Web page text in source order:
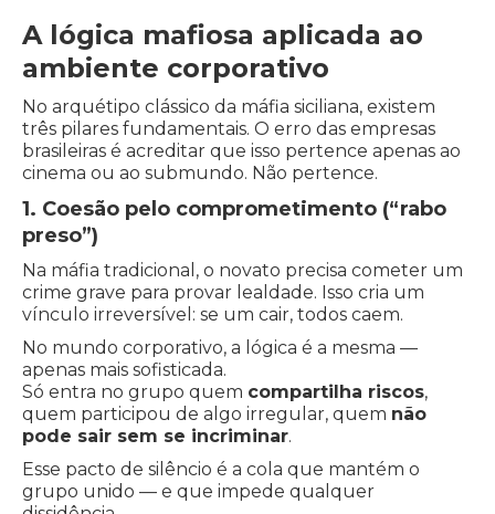
A lógica mafiosa aplicada ao
ambiente corporativo
No arquétipo clássico da máfia siciliana, existem
três pilares fundamentais. O erro das empresas
brasileiras é acreditar que isso pertence apenas ao
cinema ou ao submundo. Não pertence.
1. Coesão pelo comprometimento (“rabo
preso”)
Na máfia tradicional, o novato precisa cometer um
crime grave para provar lealdade. Isso cria um
vínculo irreversível: se um cair, todos caem.
No mundo corporativo, a lógica é a mesma —
apenas mais sofisticada.
Só entra no grupo quem compartilha riscos,
quem participou de algo irregular, quem não
pode sair sem se incriminar.
Esse pacto de silêncio é a cola que mantém o
grupo unido — e que impede qualquer